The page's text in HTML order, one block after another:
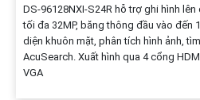
DS-96128NXI-S24R hỗ trợ ghi hình
tối đa 32MP, băng thông đầu vào đến
diện khuôn mặt, phân tích hình ảnh,
AcuSearch. Xuất hình qua 4 cổng
VGA